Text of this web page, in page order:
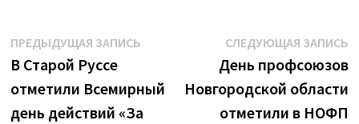
Навигация
по
записям
ПРЕДЫДУЩАЯ ЗАПИСЬ
В Старой Руссе
отметили Всемирный
день действий «За
СЛЕДУЮЩАЯ ЗАПИСЬ
День профсоюзов
Новгородской области
отметили в НОФП